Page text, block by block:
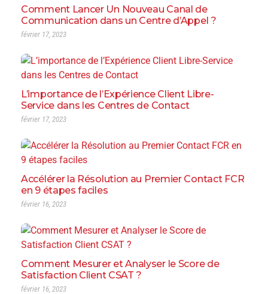
Comment Lancer Un Nouveau Canal de
Communication dans un Centre d’Appel ?
février 17, 2023
L’importance de l’Expérience Client Libre-
Service dans les Centres de Contact
février 17, 2023
Accélérer la Résolution au Premier Contact FCR
en 9 étapes faciles
février 16, 2023
Comment Mesurer et Analyser le Score de
Satisfaction Client CSAT ?
février 16, 2023